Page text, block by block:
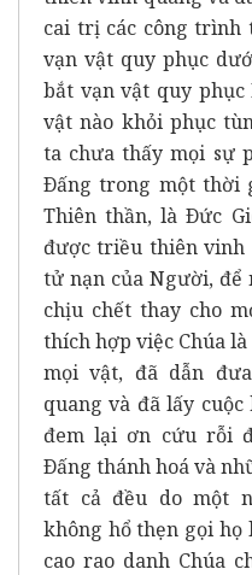
cai trị các công trình
vạn vật quy phục
bắt vạn vật quy
vật nào khỏi phục
ta chưa thấy mọi sự
Ðấng trong một thời
Thiên thần, là Ðức
được triều thiên vinh
tử nạn của Người, để
chịu chết thay cho
thích hợp việc Chúa
mọi vật, đã dẫn
quang và đã lấy
đem lại ơn cứu rỗi
Ðấng thánh hoá và
tất cả đều do một
không hổ thẹn gọi họ
cao rao danh Chúa